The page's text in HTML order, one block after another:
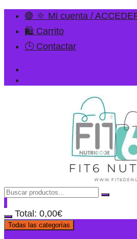
🟢 🔆 Mi cuenta /
🛍️ Carrito
🕒 Contactar
Total: 0,00€
Todas las categorías